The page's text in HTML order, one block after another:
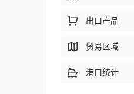
出口产品
贸易区域
港口统计